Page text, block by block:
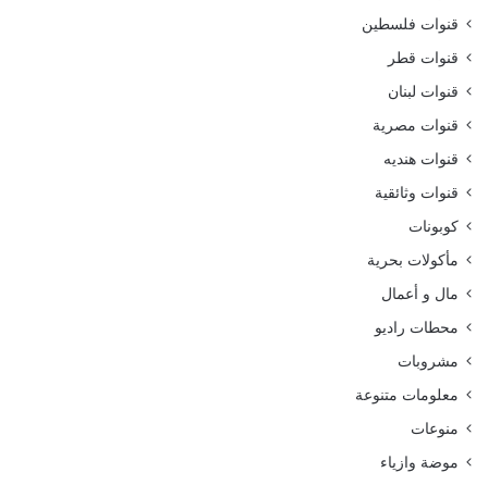
قنوات فلسطين
قنوات قطر
قنوات لبنان
قنوات مصرية
قنوات هنديه
قنوات وثائقية
كوبونات
مأكولات بحرية
مال و أعمال
محطات راديو
مشروبات
معلومات متنوعة
منوعات
موضة وازياء